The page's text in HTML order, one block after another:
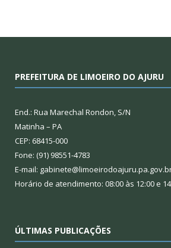
PREFEITURA DE LIMOEIRO DO AJURU
End.: Rua Marechal Rondon, S/N
Matinha – PA
CEP: 68415-000
Fone: (91) 98551-4783
E-mail:
Horário de atendimento: 08:00 às 12:00 e
ÚLTIMAS PUBLICAÇÕES